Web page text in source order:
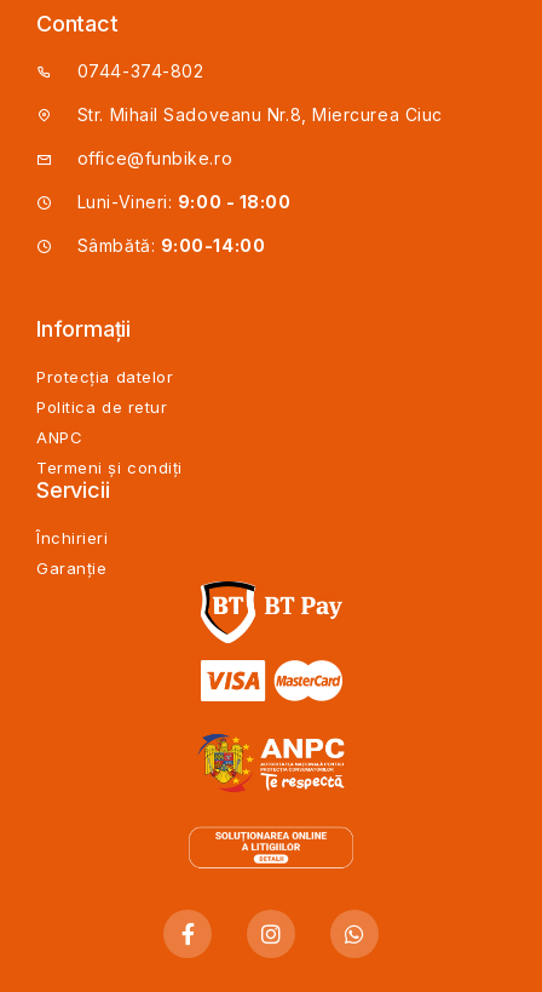
Contact
0744-374-802
Str. Mihail Sadoveanu Nr.8, Miercurea Ciuc
office@funbike.ro
Luni-Vineri: 9:00 - 18:00
Sâmbătă: 9:00-14:00
Informații
Protecția datelor
Politica de retur
ANPC
Termeni și condiți
Servicii
Închirieri
Garanție